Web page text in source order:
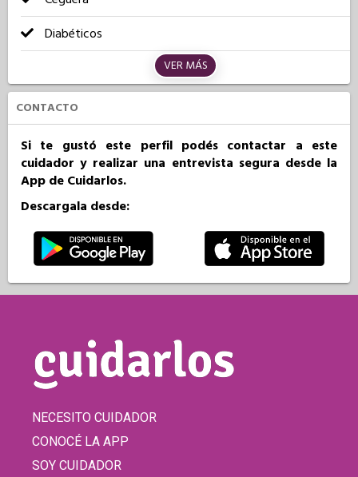
Diabéticos
VER MÁS
CONTACTO
Si te gustó este perfil podés contactar a este
cuidador y realizar una entrevista segura desde la
App de Cuidarlos.
Descargala desde:
NECESITO CUIDADOR
CONOCÉ LA APP
SOY CUIDADOR